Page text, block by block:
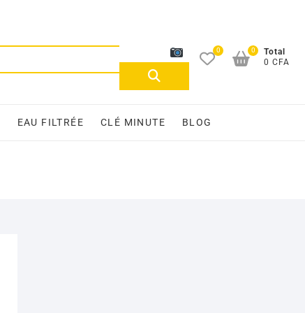
Recherche
0
Total
0 CFA
0
EAU FILTRÉE CLÉ MINUTE BLOG